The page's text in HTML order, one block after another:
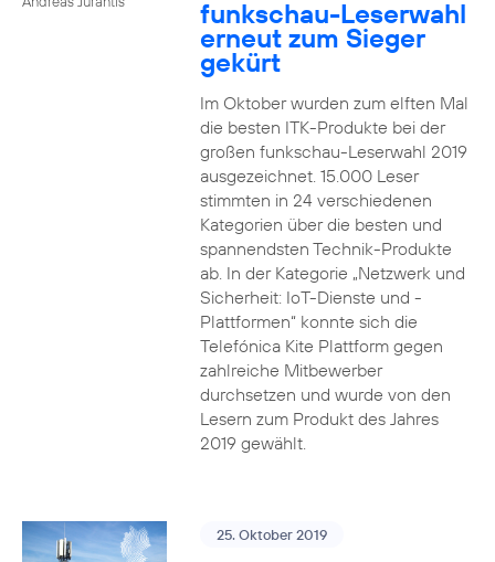
funkschau-Leserwahl
erneut zum Sieger
gekürt
Im Oktober wurden zum elften Mal
die besten ITK-Produkte bei der
großen funkschau-Leserwahl 2019
ausgezeichnet. 15.000 Leser
stimmten in 24 verschiedenen
Kategorien über die besten und
spannendsten Technik-Produkte
ab. In der Kategorie „Netzwerk und
Sicherheit: IoT-Dienste und -
Plattformen“ konnte sich die
Telefónica Kite Plattform gegen
zahlreiche Mitbewerber
durchsetzen und wurde von den
Lesern zum Produkt des Jahres
2019 gewählt.
25. Oktober 2019